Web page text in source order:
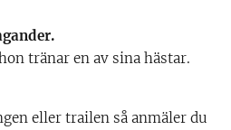
tränar en av sina hästar.
eller trailen så anmäler du